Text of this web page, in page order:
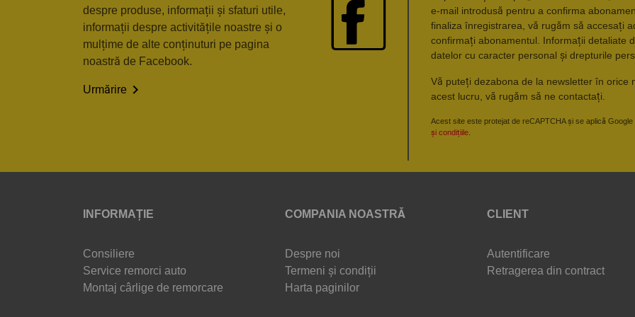
despre produse, informații și sfaturi utile,
informații despre activitățile noastre și o
mulțime de alte conținuturi pe pagina
noastră de Facebook.
Urmărire 
e-mail introdusă pentru a confirma
finaliza înregistrarea, vă rugăm să accesați
confirmați abonamentul. Informații detaliate
datelor cu caracter personal și drepturile
Vă puteți dezabona de la newsletter în orice
acest lucru, vă rugăm să ne contactați.
Acest site este protejat de reCAPTCHA și se aplică Google
și condițiile
INFORMAȚIE
Consiliere
Service remorci auto
Montaj cârlige de remorcare
COMPANIA NOASTRĂ
Despre noi
Termeni și condiții
Harta paginilor
CLIENT
Autentificare
Retragerea din contract